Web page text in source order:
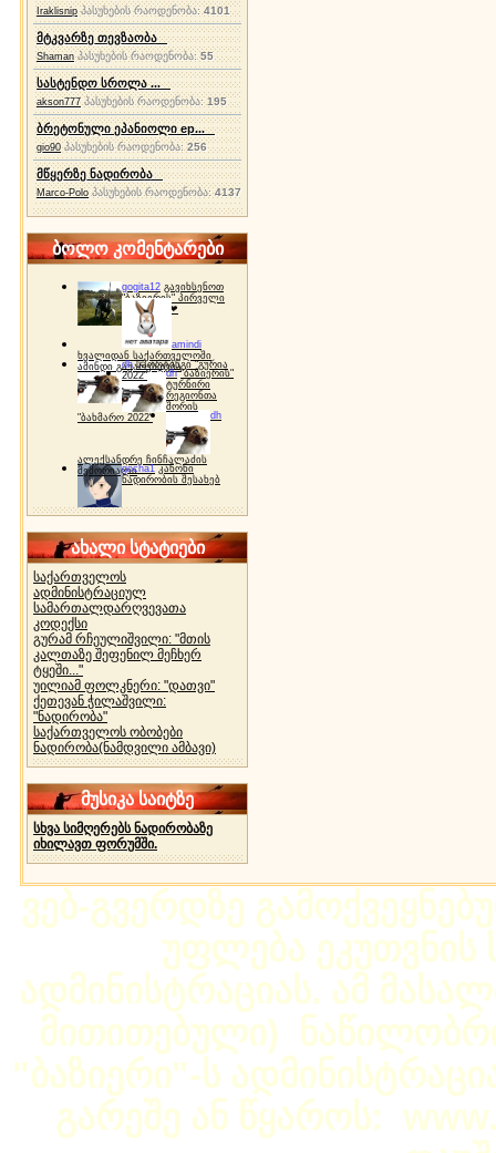
Iraklisnip პასუხების რაოდენობა: 4101
მტკვარზე თევზაობა
Shaman პასუხების რაოდენობა:55
სასტენდო სროლა ...
akson777 პასუხების რაოდენობა:195
ბრეტონული ეპანიოლი ep...
gio90 პასუხების რაოდენობა:256
მწყერზე ნადირობა
Marco-Polo პასუხების რაოდენობა:4137
ბოლო კომენტარები
gogita12 გავიხსენოთ
"ბაზიერის" პირველი
ტურნირი ❤
amindi
ხვალიდან საქართველოში
ამინდი გაუარესდება
dh სპორტინგი "გურია
2022"
dh "ბაზიერის"
ტურნირი
რეგიონთა
შორის
"ბახმარო 2022"
dh
ალექსანდრე ჩინჩალაძის
მემორიალიgocha1 კანონი
ნადირობის შესახებ
ახალი სტატიები
საქართველოს
ადმინისტრაციულ
სამართალდარღვევათა
კოდექსი
გურამ რჩეულიშვილი: "მთის
კალთაზე შეფენილ მეჩხერ
ტყეში..."
უილიამ ფოლკნერი: "დათვი"
ქეთევან ჭილაშვილი:
"ნადირობა"
საქართველოს ობობები
ნადირობა(ნამდვილი ამბავი)
მუსიკა საიტზე
სხვა სიმღერებს ნადირობაზე
იხილავთ ფორუმში.
ვებ-გვერდზე
უფლება ეკუთვნის
ადმინისტრაციას. ამ
მითითებული)
"ბაზიერი"-ს
გარეშე ან წყაროს: